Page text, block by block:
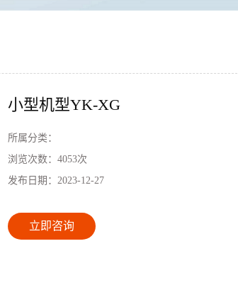
小型机型YK-XG
所属分类：
浏览次数：4053次
发布日期： 2023-12-27
立即咨询